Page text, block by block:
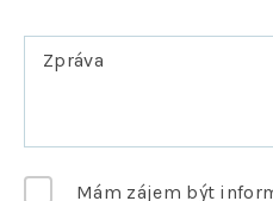
Zpráva
Mám zájem být